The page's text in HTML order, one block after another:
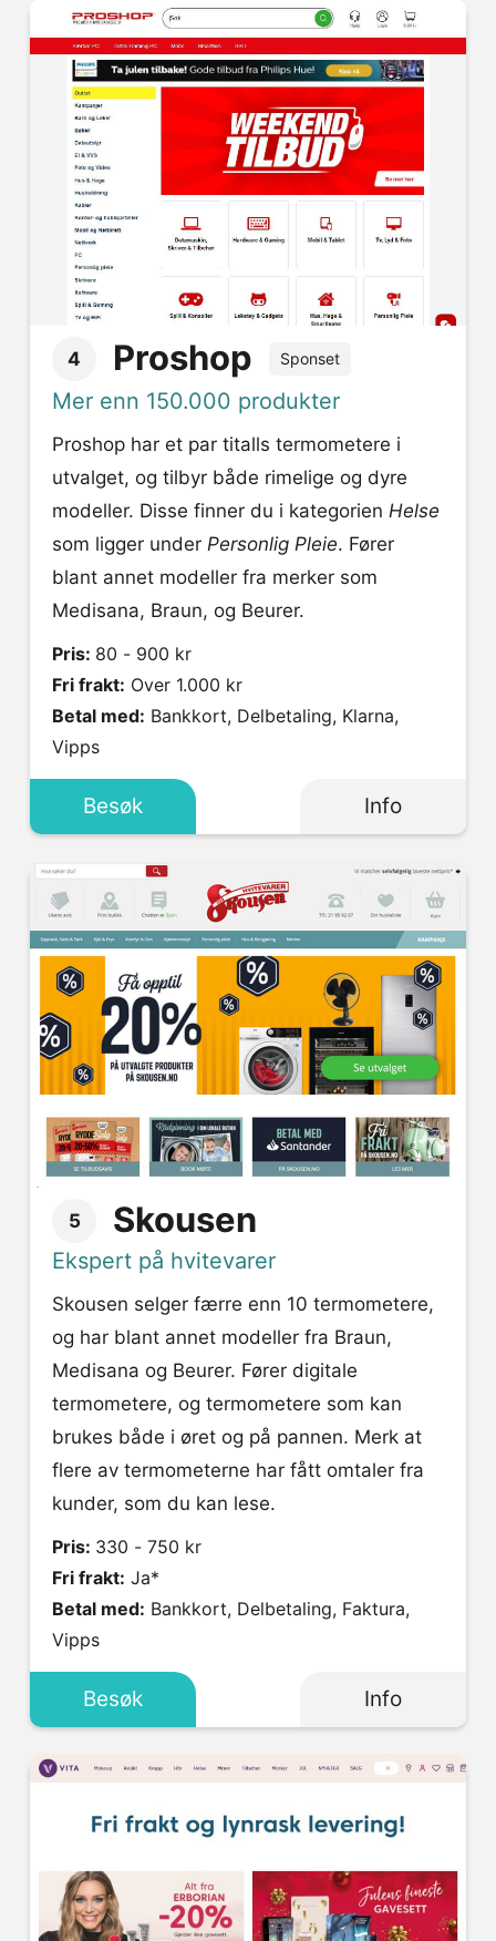
4 Proshop Sponset
Mer enn 150.000 produkter
Proshop har et par titalls termometere i
utvalget, og tilbyr både rimelige og dyre
modeller. Disse finner du i kategorien Helse
som ligger under Personlig Pleie. Fører
blant annet modeller fra merker som
Medisana, Braun, og Beurer.
Pris: 80 - 900 kr
Fri frakt: Over 1.000 kr
Betal med:
Vipps
Besøk Info
5 Skousen
Ekspert på hvitevarer
Skousen selger færre enn 10 termometere,
og har blant annet modeller fra Braun,
Medisana og Beurer. Fører digitale
termometere, og termometere som kan
brukes både i øret og på pannen. Merk at
flere av termometerne har fått omtaler fra
kunder, som du kan lese.
Pris: 330 - 750 kr
Fri frakt: Ja*
Betal med:
Vipps
Besøk Info